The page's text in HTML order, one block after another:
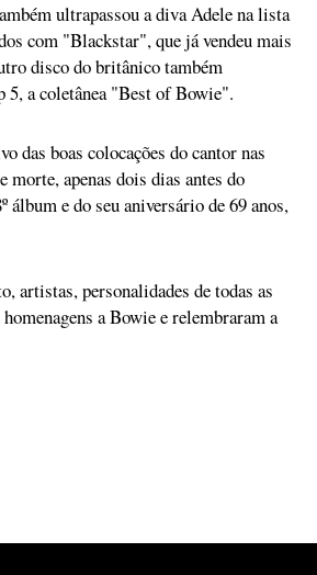
ultrapassou a diva Adele na lista
com "Blackstar", que já vendeu mais
disco do britânico também
5, a coletânea "Best of Bowie".
das boas colocações do cantor nas
morte, apenas dois dias antes do
álbum e do seu aniversário de 69 anos,
artistas, personalidades de todas as
a Bowie e relembraram a